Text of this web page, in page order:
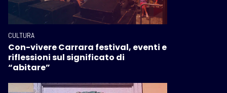
CULTURA
Con-vivere Carrara festival, eventi e
riflessioni sul significato di
“abitare”